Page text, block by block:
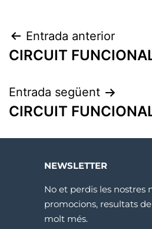
Entrada anterior
CIRCUIT
Entrada següent
CIRCUIT
NEWSLETTER
No et perdis les nostres
promocions, resultats
molt més.